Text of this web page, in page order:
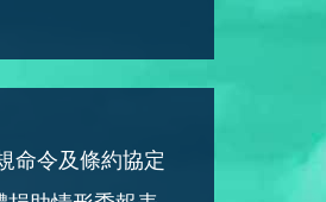
命令及條約協定